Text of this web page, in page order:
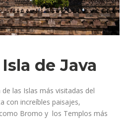
de Java
las Islas más visitadas del
con increíbles paisajes,
Bromo y los Templos más